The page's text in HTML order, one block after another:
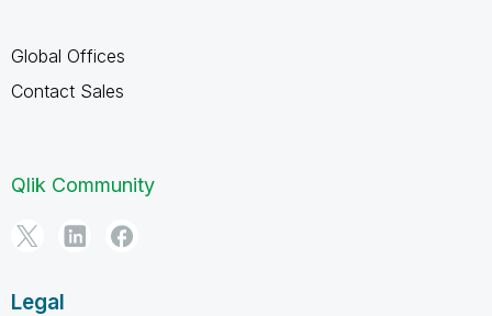
Global Offices
Contact Sales
Qlik Community
Legal